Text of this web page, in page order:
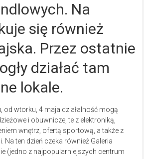
Na
się również
Przez ostatnie
działać tam
lokale.
od wtorku, 4 maja działalność mogą
i obuwnicze, te z elektroniką,
wnętrz, ofertą sportową, a także z
Na ten dzień czeka również Galeria
(jedno z najpopularniejszych centrum